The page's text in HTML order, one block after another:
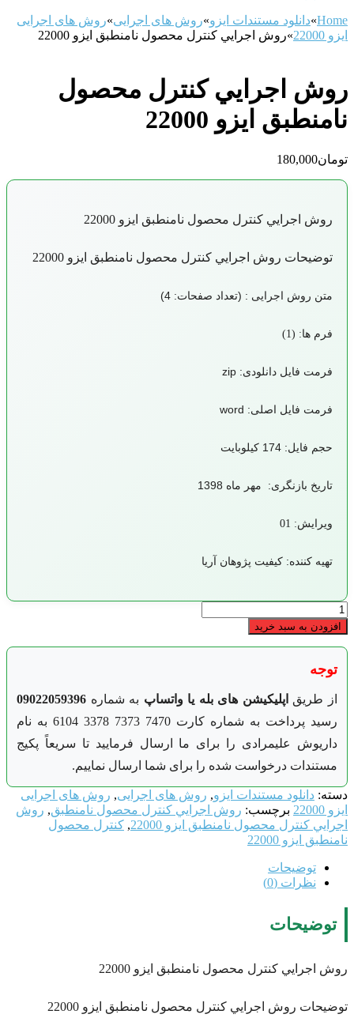
Home
»دانلود مستندات ایزو»روش های اجرایی»روش های اجرایی
ایزو 22000
»روش اجرايي كنترل محصول نامنطبق ایزو 22000
روش اجرايي كنترل محصول
نامنطبق ایزو 22000
تومان180,000
روش اجرايي كنترل محصول نامنطبق ایزو 22000
توضیحات روش اجرايي كنترل محصول نامنطبق ایزو 22000
متن روش اجرایی : (تعداد صفحات: 4)
فرم ها: (1)
فرمت فایل دانلودی: zip
فرمت فایل اصلی: word
حجم فایل: 174 کیلوبایت
تاریخ بازنگری: مهر ماه 1398
ویرایش: 01
تهیه کننده: کیفیت پژوهان آریا
روش
اجرايي
كنترل
محصول
نامنطبق
22000
افزودن به سبد خرید
توجه
از طریق اپلیکیشن های بله یا واتساپ به شماره 09022059396
رسید پرداخت به شماره کارت 7470 7373 3378 6104 به نام
داریوش علیمرادی را برای ما ارسال فرمایید تا سریعاً پکیج
مستندات درخواست شده را برای شما ارسال نماییم.
دسته: دانلود مستندات ایزو, روش های اجرایی, روش های اجرایی
ایزو 22000
برچسب: روش اجرايي كنترل محصول نامنطبق, روش
اجرايي كنترل محصول نامنطبق ایزو 22000
, كنترل محصول
نامنطبق ایزو 22000
توضیحات
نظرات (0)
توضیحات
روش اجرايي كنترل محصول نامنطبق ایزو 22000
توضیحات روش اجرايي كنترل محصول نامنطبق ایزو 22000